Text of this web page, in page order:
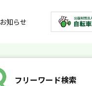
お知らせ
フリーワード検索